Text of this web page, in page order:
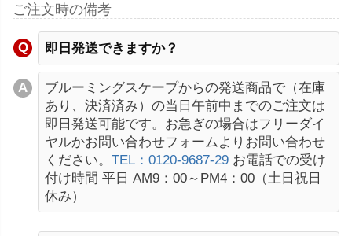
ご注文時の備考
即日発送できますか？
ブルーミングスケープからの発送商品で（在庫
あり、決済済み）の当日午前中までのご注文は
即日発送可能です。お急ぎの場合はフリーダイ
ヤルかお問い合わせフォームよりお問い合わせ
ください。 TEL：0120-9687-29 お電話での受け
付け時間 平日 AM9：00～PM4：00（土日祝日
休み）